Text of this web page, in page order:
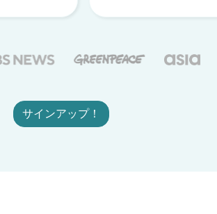
サインアップ！